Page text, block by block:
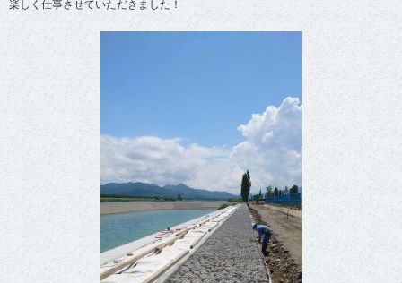
楽しく仕事させていただきました！